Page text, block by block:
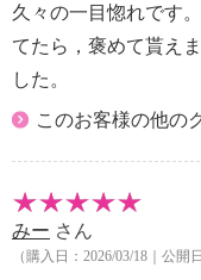
久々の一目惚れです
てたら，褒めて貰え
した。
このお客様の他の
みー さん
（購入日：2026/03/18｜公開